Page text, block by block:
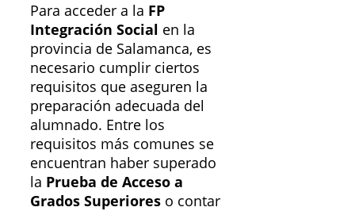
Para acceder a la FP
Integración Social en la
provincia de Salamanca, es
necesario cumplir ciertos
requisitos que aseguren la
preparación adecuada del
alumnado. Entre los
requisitos más comunes se
encuentran haber superado
la Prueba de Acceso a
Grados Superiores o contar